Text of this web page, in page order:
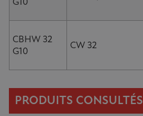
CBHW 32
G10
CW 32
PRODUITS CONSULTÉS